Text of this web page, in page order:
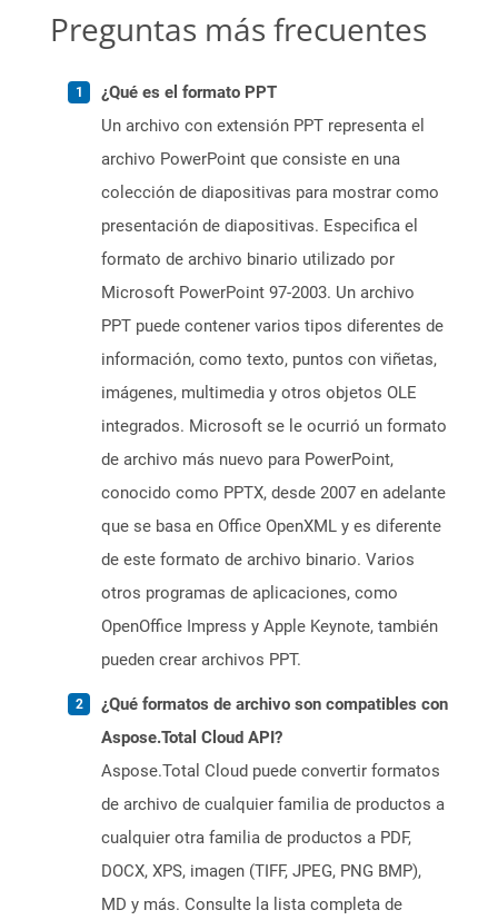
Preguntas más frecuentes
¿Qué es el formato PPT
Un archivo con extensión PPT representa el
archivo PowerPoint que consiste en una
colección de diapositivas para mostrar como
presentación de diapositivas. Especifica el
formato de archivo binario utilizado por
Microsoft PowerPoint 97-2003. Un archivo
PPT puede contener varios tipos diferentes de
información, como texto, puntos con viñetas,
imágenes, multimedia y otros objetos OLE
integrados. Microsoft se le ocurrió un formato
de archivo más nuevo para PowerPoint,
conocido como PPTX, desde 2007 en adelante
que se basa en Office OpenXML y es diferente
de este formato de archivo binario. Varios
otros programas de aplicaciones, como
OpenOffice Impress y Apple Keynote, también
pueden crear archivos PPT.
¿Qué formatos de archivo son compatibles con
Aspose.Total Cloud API?
Aspose.Total Cloud puede convertir formatos
de archivo de cualquier familia de productos a
cualquier otra familia de productos a PDF,
DOCX, XPS, imagen (TIFF, JPEG, PNG BMP),
MD y más. Consulte la lista completa de